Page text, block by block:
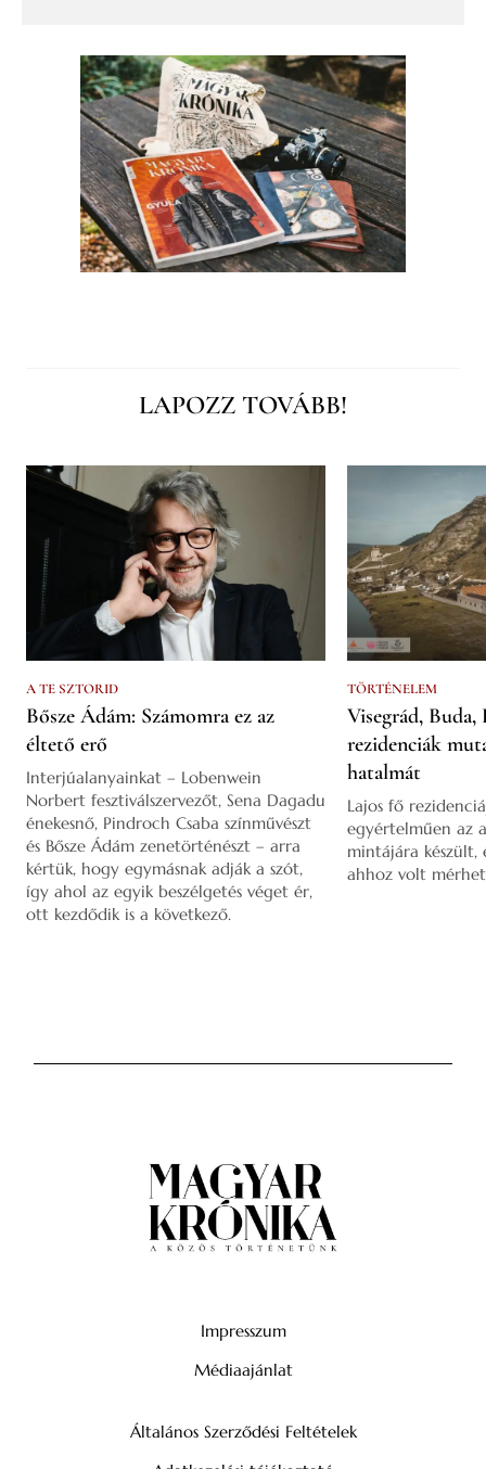
LAPOZZ TOVÁBB!
A TE SZTORID
Bősze Ádám: Számomra ez az
éltető erő
Interjúalanyainkat – Lobenwein
Norbert fesztiválszervezőt, Sena Dagadu
énekesnő, Pindroch Csaba színművészt
és Bősze Ádám zenetörténészt – arra
kértük, hogy egymásnak adják a szót,
így ahol az egyik beszélgetés véget ér,
ott kezdődik is a következő.
TÖRTÉNELEM
Visegrád,
rezidenciák
hatalmát
Lajos fő
egyértelműen az
mintájára készült,
ahhoz volt
Impresszum
Médiaajánlat
Általános Szerződési Feltételek